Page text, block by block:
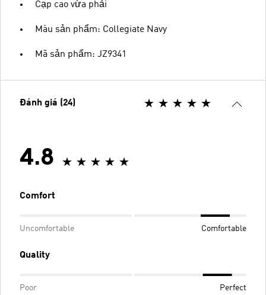
Cạp cao vừa phải
Màu sản phẩm: Collegiate Navy
Mã sản phẩm: JZ9341
Đánh giá (24)
4.8
Comfort
Uncomfortable Comfortable
Quality
Poor Perfect